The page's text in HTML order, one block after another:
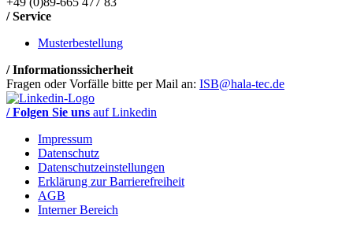
/ Service
Musterbestellung
/ Informationssicherheit
Fragen oder Vorfälle bitte per Mail an: ISB@hala-tec.de
/ Folgen Sie uns auf Linkedin
Impressum
Datenschutz
Datenschutzeinstellungen
Erklärung zur Barrierefreiheit
AGB
Interner Bereich